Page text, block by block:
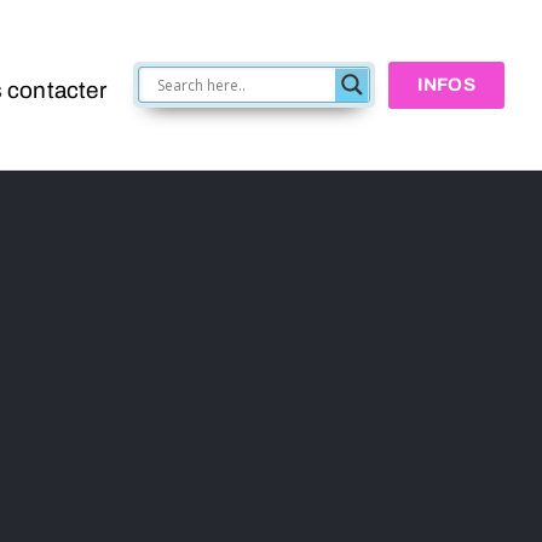
contacter INFOS